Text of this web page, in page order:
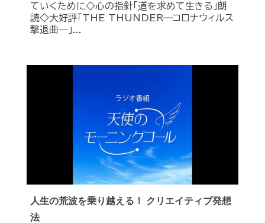
ていくために◇心の指針「道を求めて生きる」朗
読◇大好評「THE THUNDER―コロナウィルス
撃退曲―」...
人生の荒波を乗り越える！ クリエイティブ発想
法